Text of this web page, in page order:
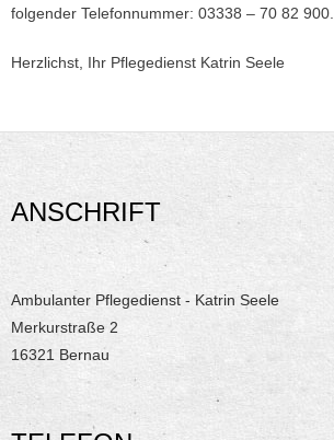
folgender Telefonnummer: 03338 – 70 82 900.
Herzlichst, Ihr Pflegedienst Katrin Seele
ANSCHRIFT
Ambulanter Pflegedienst - Katrin Seele
Merkurstraße 2
16321 Bernau